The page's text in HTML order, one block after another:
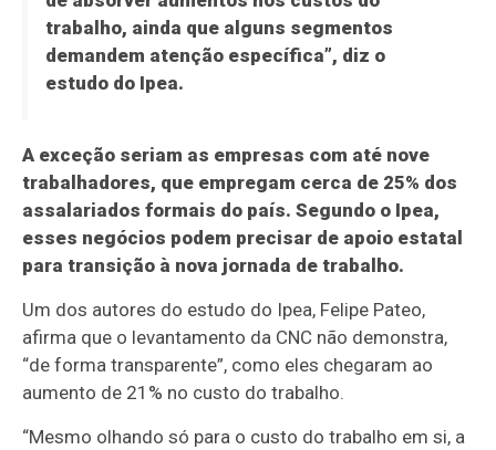
trabalho, ainda que alguns segmentos
demandem atenção específica”, diz o
estudo do Ipea.
A exceção seriam as empresas com até nove
trabalhadores, que empregam cerca de 25% dos
assalariados formais do país. Segundo o Ipea,
esses negócios podem precisar de apoio estatal
para transição à nova jornada de trabalho.
Um dos autores do estudo do Ipea, Felipe Pateo,
afirma que o levantamento da CNC não demonstra,
“de forma transparente”, como eles chegaram ao
aumento de 21% no custo do trabalho.
“Mesmo olhando só para o custo do trabalho em si, a